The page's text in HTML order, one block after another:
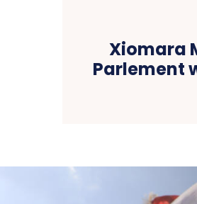
Xiomara
Parlement